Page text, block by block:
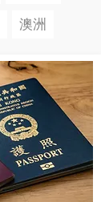
澳洲